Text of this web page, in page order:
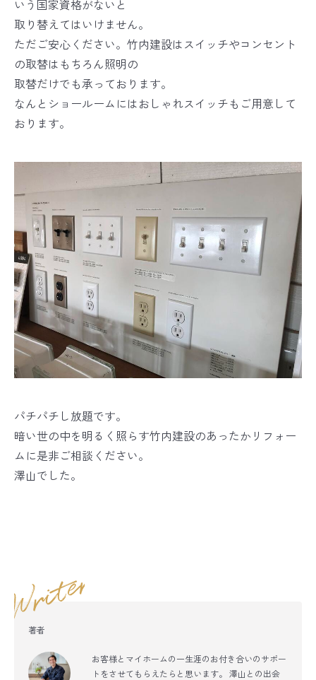
いう国家資格がないと
取り替えてはいけません。
ただご安心ください。竹内建設はスイッチやコンセント
の取替はもちろん照明の
取替だけでも承っております。
なんとショールームにはおしゃれスイッチもご用意して
おります。
パチパチし放題です。
暗い世の中を明るく照らす竹内建設のあったかリフォー
ムに是非ご相談ください。
澤山でした。
著者
お客様とマイホームの一生涯のお付き合いのサポー
トをさせてもらえたらと思います。 澤山との出会